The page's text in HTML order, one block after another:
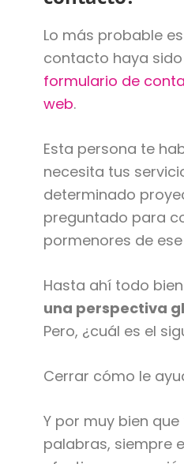
Lo más probable
contacto haya
formulario de
web.
Esta persona te
necesita tus
determinado
preguntado para
pormenores de
Hasta ahí todo
una perspectiva
Pero, ¿cuál es el
Cerrar cómo le
Y por muy bien
palabras, siempre